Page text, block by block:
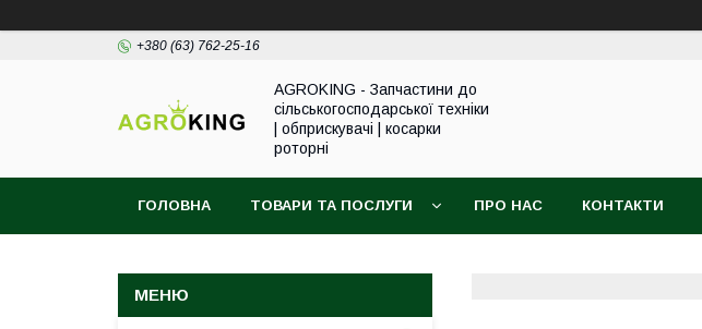
+380 (63) 762-25-16
AGROKING - Запчастини до
сільськогосподарської техніки
| обприскувачі | косарки
роторні
ГОЛОВНА ТОВАРИ ТА ПОСЛУГИ ПРО НАС КОНТАКТИ